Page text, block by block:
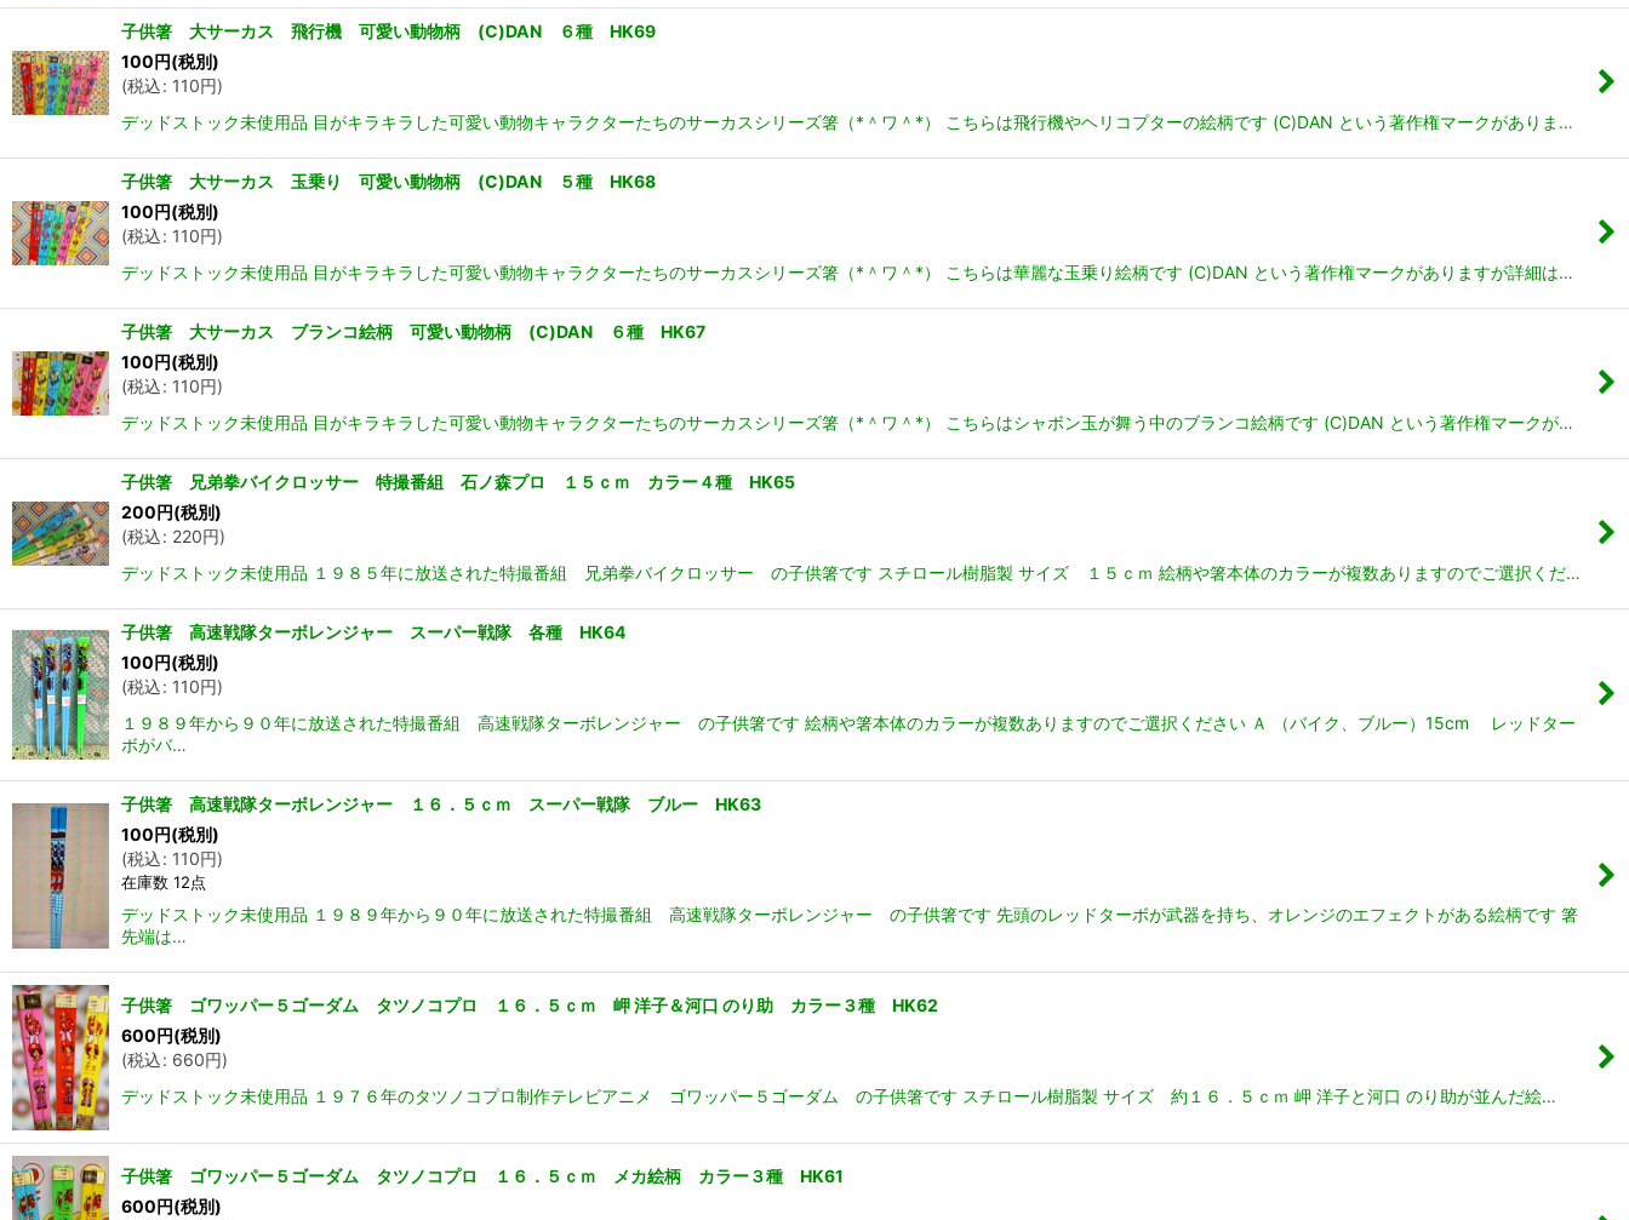
子供箸 大サーカス 飛行機 可愛い動物柄 (C)DAN ６種 HK69
100円(税別)
(税込: 110円)
デッドストック未使用品 目がキラキラした可愛い動物キャラクターたちのサーカスシリーズ箸（*＾ワ＾*） こちらは飛行機やヘリコプターの絵柄です (C)DAN という著作権マークがありま…
子供箸 大サーカス 玉乗り 可愛い動物柄 (C)DAN ５種 HK68
100円(税別)
(税込: 110円)
デッドストック未使用品 目がキラキラした可愛い動物キャラクターたちのサーカスシリーズ箸（*＾ワ＾*） こちらは華麗な玉乗り絵柄です (C)DAN という著作権マークがありますが詳細は…
子供箸 大サーカス ブランコ絵柄 可愛い動物柄 (C)DAN ６種 HK67
100円(税別)
(税込: 110円)
デッドストック未使用品 目がキラキラした可愛い動物キャラクターたちのサーカスシリーズ箸（*＾ワ＾*） こちらはシャボン玉が舞う中のブランコ絵柄です (C)DAN という著作権マークが…
子供箸 兄弟拳バイクロッサー 特撮番組 石ノ森プロ １５ｃｍ カラー４種 HK65
200円(税別)
(税込: 220円)
デッドストック未使用品 １９８５年に放送された特撮番組 兄弟拳バイクロッサー の子供箸です スチロール樹脂製 サイズ １５ｃｍ 絵柄や箸本体のカラーが複数ありますのでご選択くだ…
子供箸 高速戦隊ターボレンジャー スーパー戦隊 各種 HK64
100円(税別)
(税込: 110円)
１９８９年から９０年に放送された特撮番組 高速戦隊ターボレンジャー の子供箸です 絵柄や箸本体のカラーが複数ありますのでご選択ください Ａ （バイク、ブルー）15cm レッドター
ボがバ…
子供箸 高速戦隊ターボレンジャー １６．５ｃｍ スーパー戦隊 ブルー HK63
100円(税別)
(税込: 110円)
在庫数 12点
デッドストック未使用品 １９８９年から９０年に放送された特撮番組 高速戦隊ターボレンジャー の子供箸です 先頭のレッドターボが武器を持ち、オレンジのエフェクトがある絵柄です 箸
先端は…
子供箸 ゴワッパー５ゴーダム タツノコプロ １６．５ｃｍ 岬 洋子＆河口 のり助 カラー３種 HK62
600 円(税別)
(税込: 660円)
デッドストック未使用品 １９７６年のタツノコプロ制作テレビアニメ ゴワッパー５ゴーダム の子供箸です スチロール樹脂製 サイズ 約１６．５ｃｍ 岬 洋子と河口 のり助が並んだ絵…
子供箸 ゴワッパー５ゴーダム タツノコプロ １６．５ｃｍ メカ絵柄 カラー３種 HK61
600 円(税別)